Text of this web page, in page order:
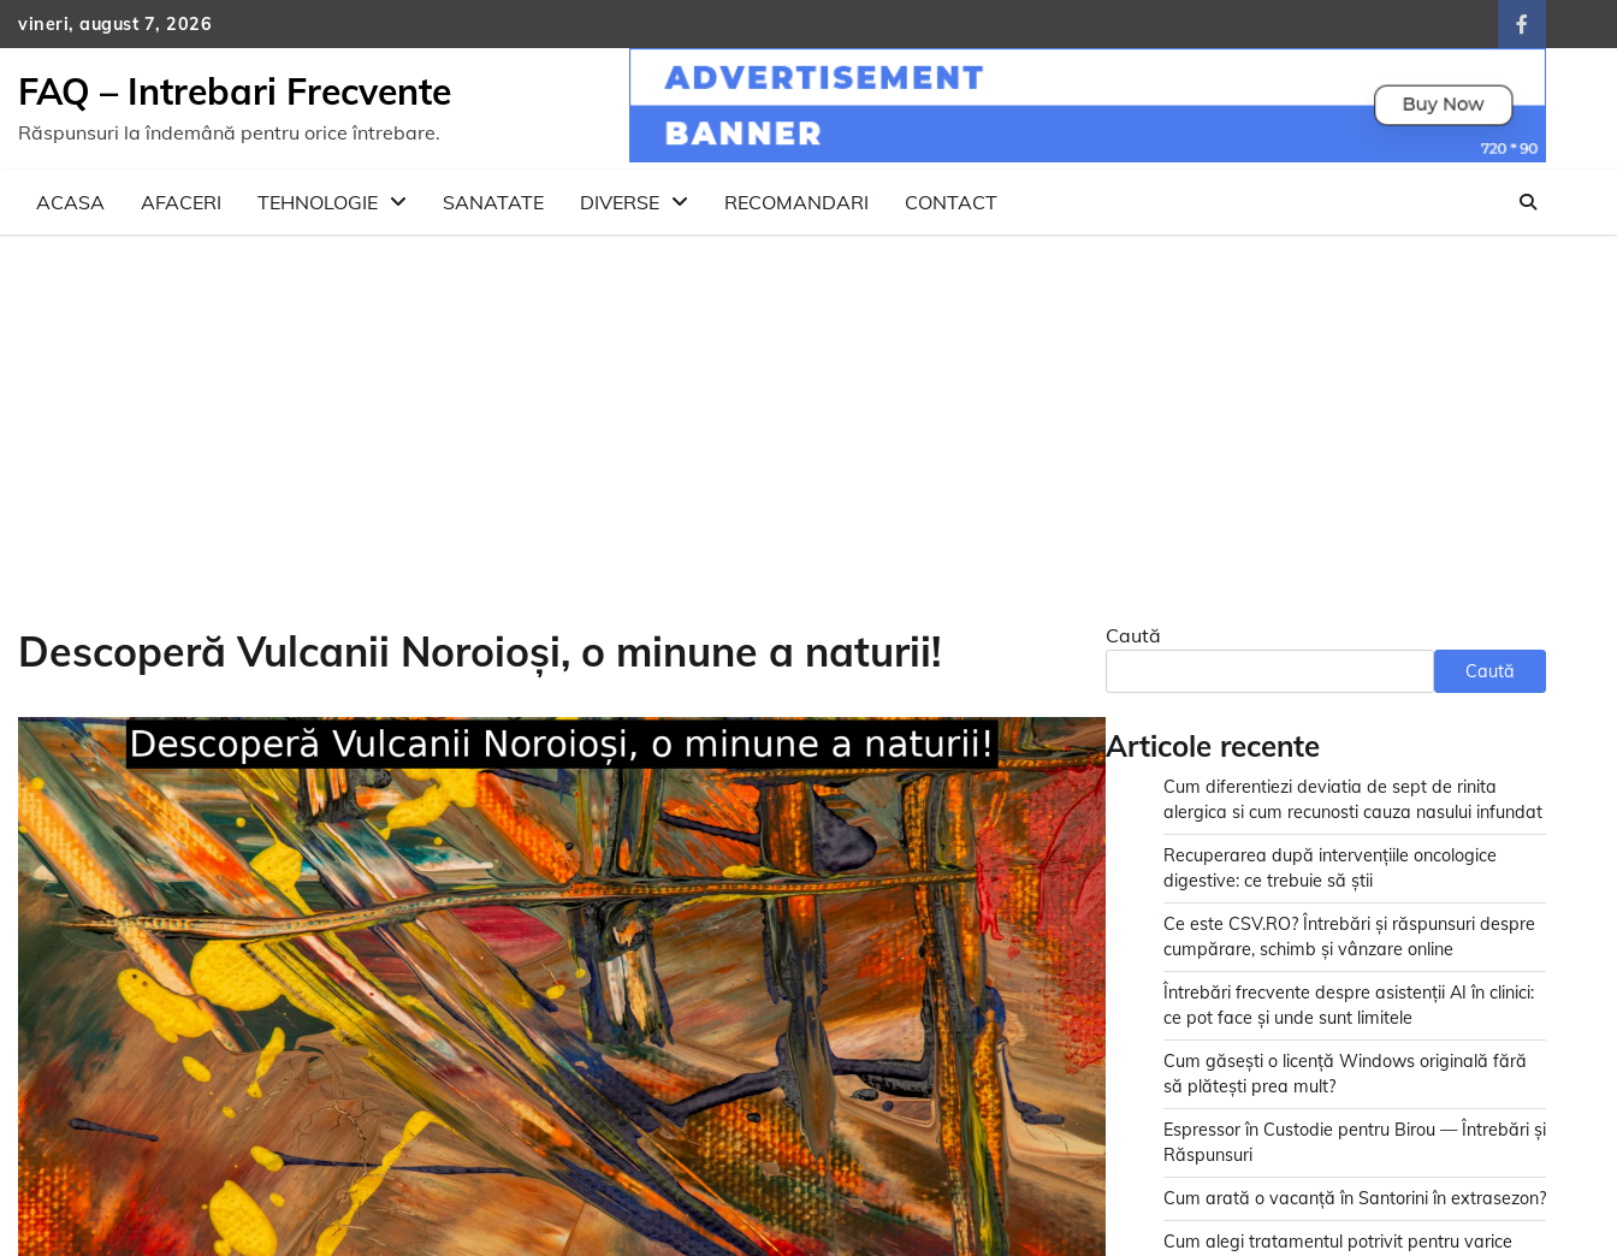
Skip
to
vineri, august 7, 2026
facebook
FAQ – Intrebari Frecvente
Răspunsuri la îndemână pentru orice întrebare.
ACASA AFACERI TEHNOLOGIE SANATATE DIVERSE RECOMANDARI CONTACT
Descoperă Vulcanii Noroioși, o minune a naturii! Caută
Caută
Articole recente
Cum diferentiezi deviatia de sept de rinita
alergica si cum recunosti cauza nasului infundat
Recuperarea după intervențiile oncologice
digestive: ce trebuie să știi
Ce este CSV.RO? Întrebări și răspunsuri despre
cumpărare, schimb și vânzare online
Întrebări frecvente despre asistenții AI în clinici:
ce pot face și unde sunt limitele
Cum găsești o licență Windows originală fără
să plătești prea mult?
Espressor în Custodie pentru Birou — Întrebări și
Răspunsuri
Cum arată o vacanță în Santorini în extrasezon?
Cum alegi tratamentul potrivit pentru varice